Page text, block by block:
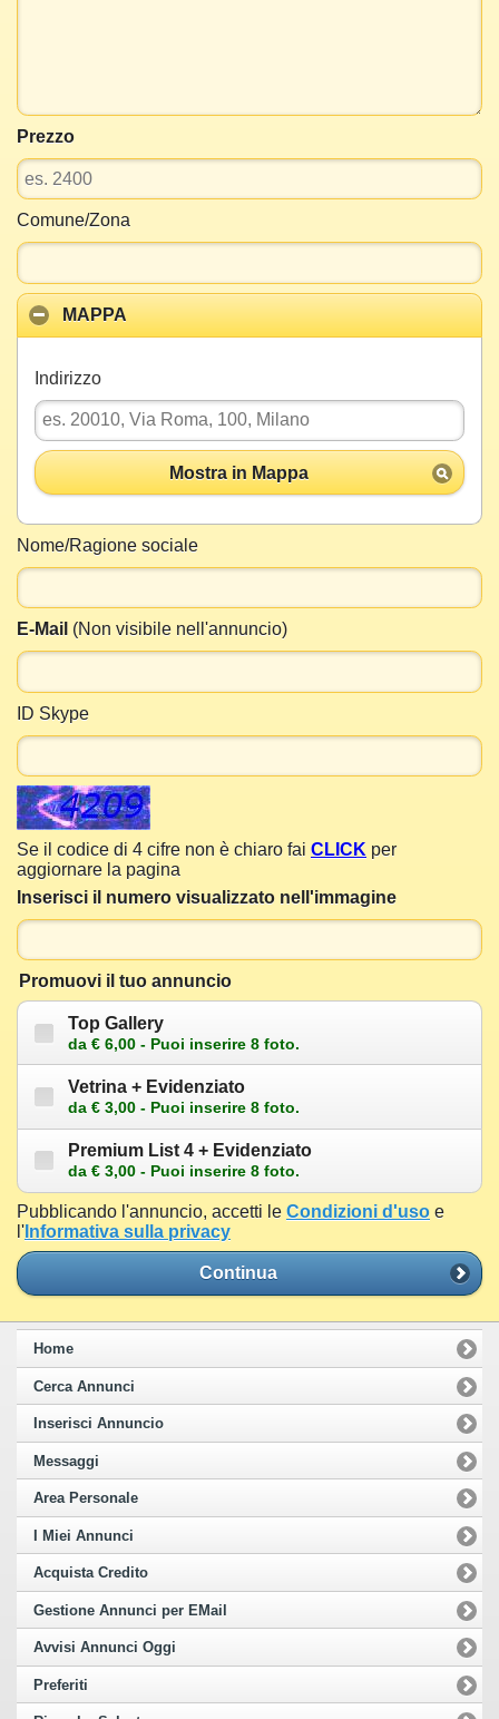
Prezzo
Comune/Zona
MAPPA
Indirizzo
Mostra in Mappa
Nome/Ragione sociale
E-Mail (Non visibile nell'annuncio)
ID Skype
Se il codice di 4 cifre non è chiaro fai CLICK per
aggiornare la pagina
Inserisci il numero visualizzato nell'immagine
Promuovi il tuo annuncio
Top Gallery
da € 6,00 - Puoi inserire 8 foto.
Vetrina + Evidenziato
da € 3,00 - Puoi inserire 8 foto.
Premium List 4 + Evidenziato
da € 3,00 - Puoi inserire 8 foto.
Pubblicando l'annuncio, accetti le Condizioni d'uso e
l' Informativa sulla privacy
Continua
Home
Cerca Annunci
Inserisci Annuncio
Messaggi
Area Personale
I Miei Annunci
Acquista Credito
Gestione Annunci per EMail
Avvisi Annunci Oggi
Preferiti